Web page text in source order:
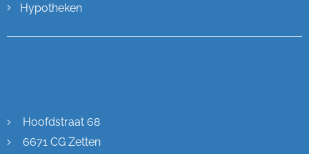
Hypotheken
Hoofdstraat 68
6671 CG Zetten